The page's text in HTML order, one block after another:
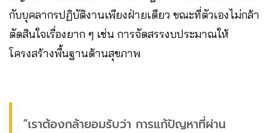
กับบุคลากรปฏิบัติงานเพียงฝ่ายเดียว ขณะที่ตัวเองไม่กล้า
ตัดสินใจเรื่องยาก ๆ เช่น การจัดสรรงบประมาณให้
โครงสร้างพื้นฐานด้านสุขภาพ
“เราต้องกล้ายอมรับว่า การแก้ปัญหาที่ผ่าน